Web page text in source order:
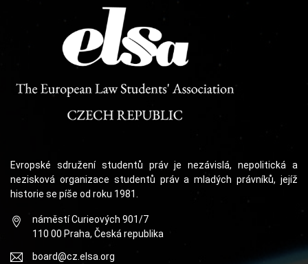
Evropské sdružení studentů práv je nezávislá, nepolitická a
nezisková organizace studentů práv a mladých právníků, jejíž
historie se píše od roku 1981.
náměstí Curieových 901/7
110 00 Praha, Česká republika
board@cz.elsa.org